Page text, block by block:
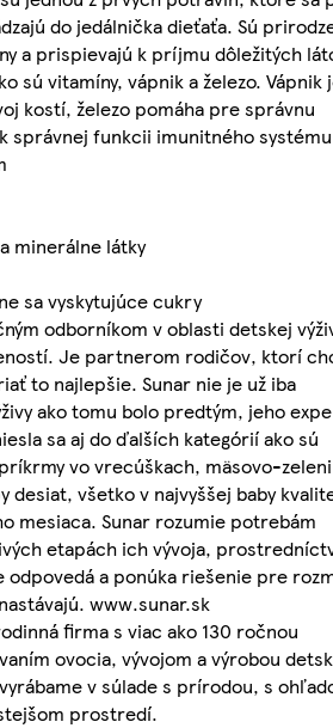
do jedálnička dieťaťa. Sú
a prispievajú k príjmu dôležitých
sú vitamíny, vápnik a železo. Vápnik
kostí, železo pomáha pre správnu
správnej funkcii imunitného
minerálne látky
sa vyskytujúce cukry
odborníkom v oblasti detskej
Je partnerom rodičov, ktorí
to najlepšie. Sunar nie je už iba
ako tomu bolo predtým, jeho
sa aj do ďalších kategórií ako sú
vo vrecúškach, mäsovo-
desiat, všetko v najvyššej baby
mesiaca. Sunar rozumie potrebám
etapách ich vývoja,
a ponúka riešenie pre
www.sunar.sk
firma s viac ako 130 ročnou
ovocia, vývojom a výrobou
v súlade s prírodou, s
prostredí.